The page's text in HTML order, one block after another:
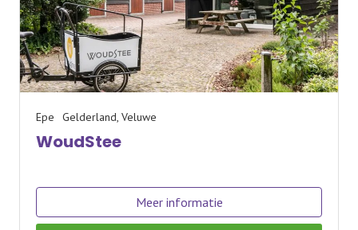
Epe Gelderland, Veluwe
WoudStee
Meer informatie